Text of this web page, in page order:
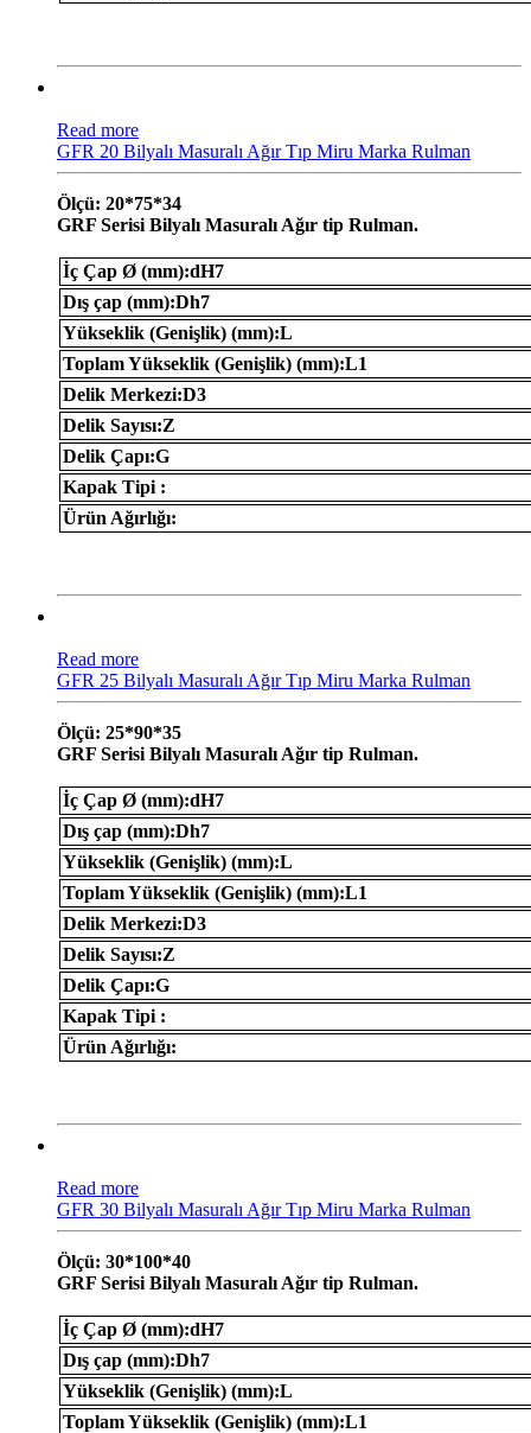
Read more
GFR 20 Bilyalı Masuralı Ağır Tıp Miru Marka Rulman
Ölçü: 20*75*34
GRF Serisi Bilyalı Masuralı Ağır tip Rulman.
İç Çap Ø (mm):dH7
Dış çap (mm):Dh7
Yükseklik (Genişlik) (mm):L
Toplam Yükseklik (Genişlik) (mm):L1
Delik Merkezi:D3
Delik Sayısı:Z
Delik Çapı:G
Kapak Tipi :
Ürün Ağırlığı:
Read more
GFR 25 Bilyalı Masuralı Ağır Tıp Miru Marka Rulman
Ölçü: 25*90*35
GRF Serisi Bilyalı Masuralı Ağır tip Rulman.
İç Çap Ø (mm):dH7
Dış çap (mm):Dh7
Yükseklik (Genişlik) (mm):L
Toplam Yükseklik (Genişlik) (mm):L1
Delik Merkezi:D3
Delik Sayısı:Z
Delik Çapı:G
Kapak Tipi :
Ürün Ağırlığı:
Read more
GFR 30 Bilyalı Masuralı Ağır Tıp Miru Marka Rulman
Ölçü: 30*100*40
GRF Serisi Bilyalı Masuralı Ağır tip Rulman.
İç Çap Ø (mm):dH7
Dış çap (mm):Dh7
Yükseklik (Genişlik) (mm):L
Toplam Yükseklik (Genişlik) (mm):L1